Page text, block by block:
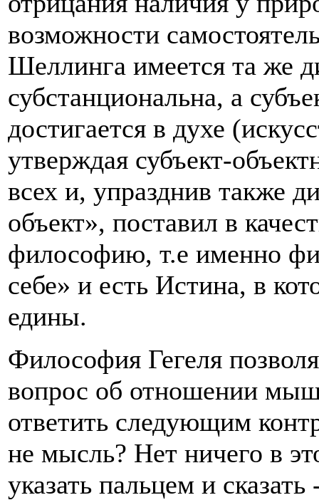
возможности
Шеллинга имеется та же
субстанциональна, а
достигается в духе
утверждая субъект-
всех и, упразднив также
объект», поставил в
философию, т.е именно
себе» и есть Истина, в
едины.
Философия Гегеля
вопрос об отношении
ответить следующим
не мысль? Нет ничего в
указать пальцем и